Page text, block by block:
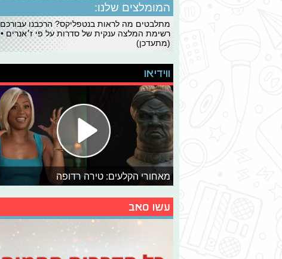
המומלצים שלנו:
מתלבטים מה לראות בנטפליקס? הרכבנו עבורכם
רשימת המלצה ענקית של סדרות על פי ז׳אנרים •
(מתעדכן)
ווידיאו
מאחורי הקלעים: טירה רדופה
עשו סאב